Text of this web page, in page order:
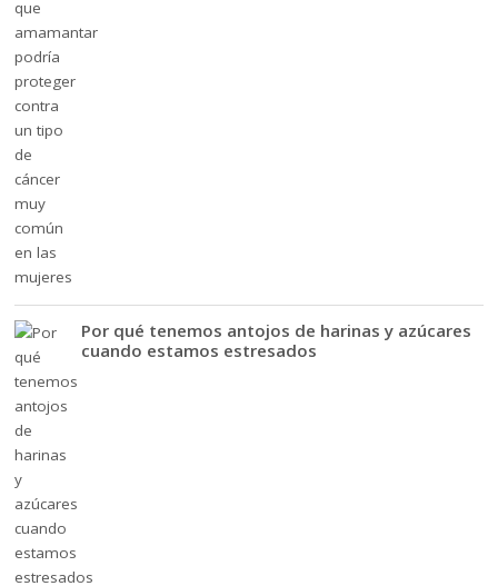
Por qué tenemos antojos de harinas y azúcares
cuando estamos estresados